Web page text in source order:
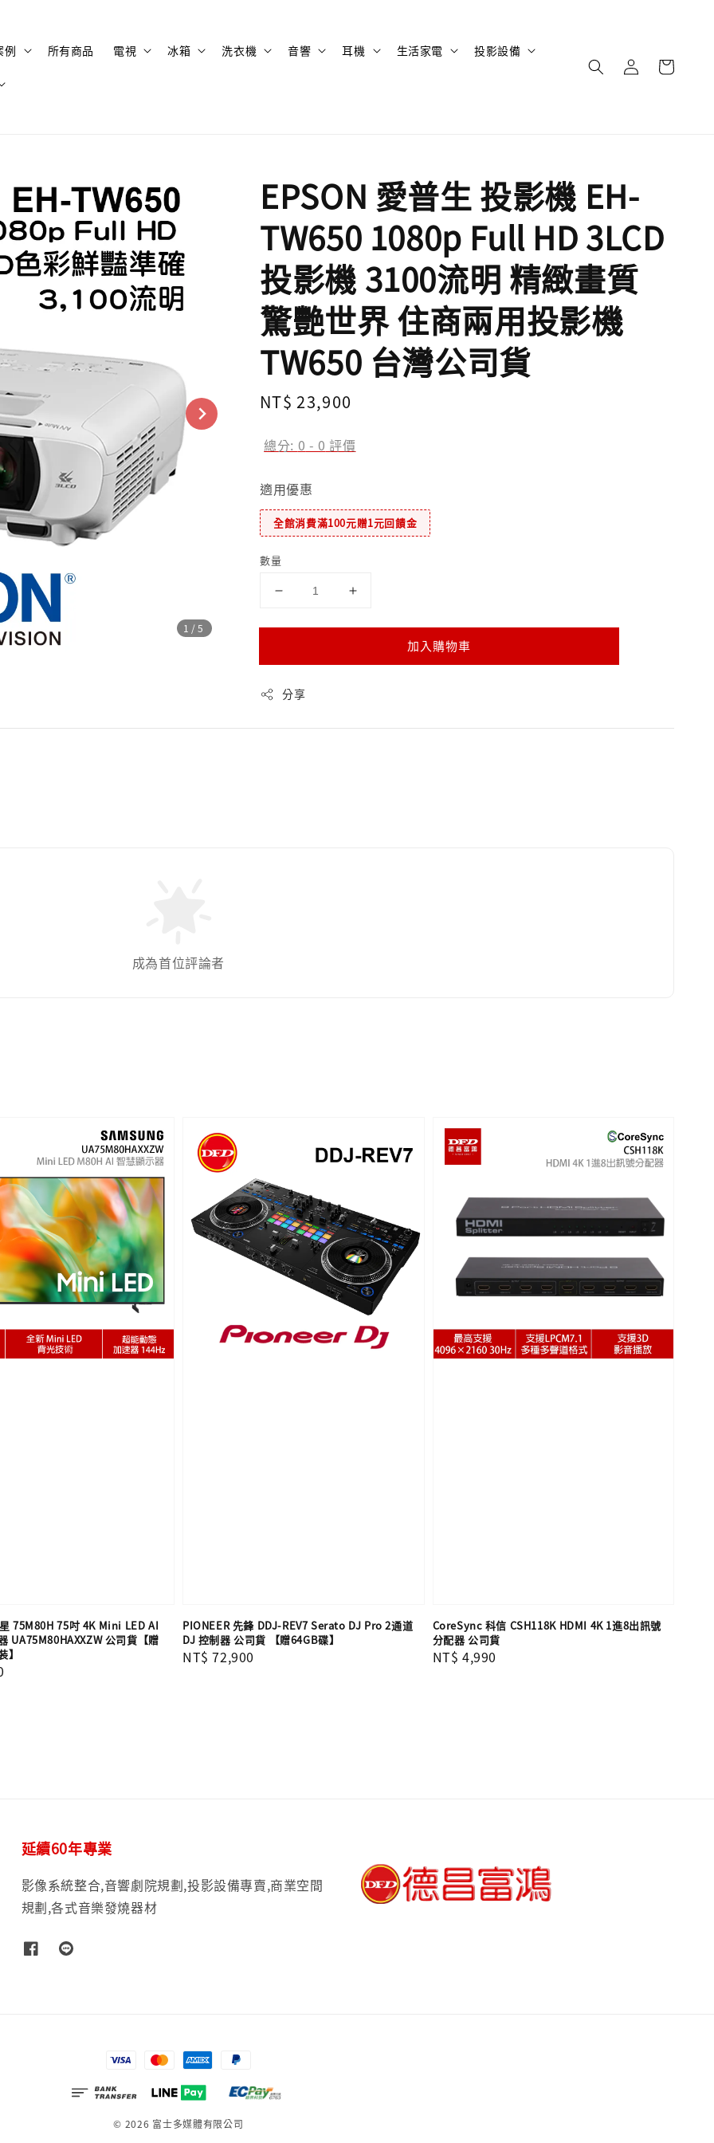
例 所有商品 電視 冰箱 洗衣機 音響 耳機 生活家電 投影設備
1 /5
EPSON 愛普生 投影機 EH-
TW650 1080p Full HD 3LCD
投影機 3100流明 精緻畫質
驚艷世界 住商兩用投影機
TW650 台灣公司貨
Regular
NT$ 23,900
總分: 0 - 0 評價
適用優惠
全館消費滿100元贈1元回饋金
數量
加入購物車
分享
成為首位評論者
75M80H 75吋 4K Mini LED AI
UA75M80HAXXZW 公司貨【贈
】
PIONEER 先鋒 DDJ-REV7 Serato DJ Pro 2通道
DJ 控制器 公司貨 【贈64GB碟】
Regular
NT$ 72,900
CoreSync 科信 CSH118K HDMI 4K 1進8出訊號
分配器 公司貨
Regular
NT$ 4,990
延續60年專業
影像系統整合,音響劇院規劃,投影設備專賣,商業空間
規劃,各式音樂發燒器材
© 2026 富士多媒體有限公司